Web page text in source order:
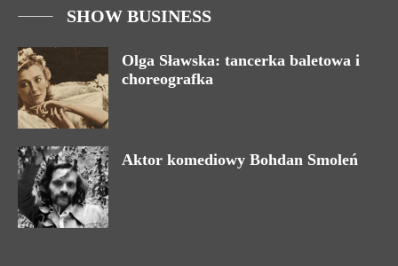
SHOW BUSINESS
Olga Sławska: tancerka baletowa i
choreografka
Aktor komediowy Bohdan Smoleń